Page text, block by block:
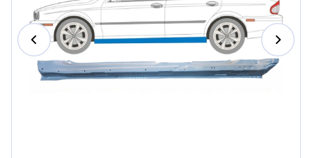
Magyar
Lietuvių
Português